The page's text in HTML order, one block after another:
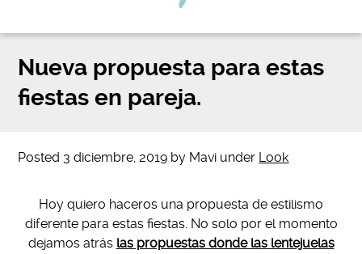
Nueva propuesta para estas
fiestas en pareja.
Posted 3 diciembre, 2019 by Mavi under Look
Hoy quiero haceros una propuesta de estilismo
diferente para estas fiestas. No solo por el momento
dejamos atrás las propuestas donde las lentejuelas